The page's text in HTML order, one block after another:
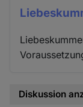
Diskussion